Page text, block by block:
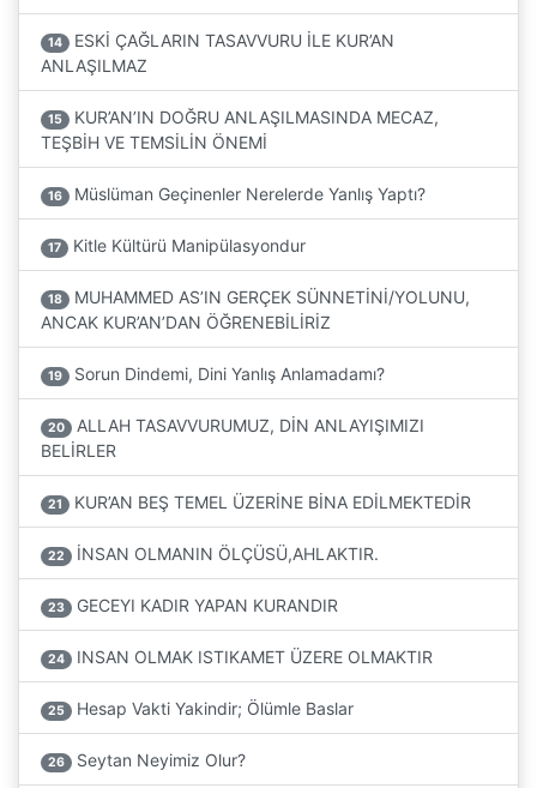
14
ESKİ ÇAĞLARIN TASAVVURU İLE KUR’AN
ANLAŞILMAZ
15
KUR’AN’IN DOĞRU ANLAŞILMASINDA MECAZ,
TEŞBİH VE TEMSİLİN ÖNEMİ
16 Müslüman Geçinenler Nerelerde Yanlış Yaptı?
17 Kitle Kültürü Manipülasyondur
18
MUHAMMED AS’IN GERÇEK SÜNNETİNİ/YOLUNU,
ANCAK KUR’AN’DAN ÖĞRENEBİLİRİZ
19 Sorun Dindemi, Dini Yanlış Anlamadamı?
20
ALLAH TASAVVURUMUZ, DİN ANLAYIŞIMIZI
BELİRLER
21 KUR’AN BEŞ TEMEL ÜZERİNE BİNA EDİLMEKTEDİR
22 İNSAN OLMANIN ÖLÇÜSÜ,AHLAKTIR.
23 GECEYI KADIR YAPAN KURANDIR
24 INSAN OLMAK ISTIKAMET ÜZERE OLMAKTIR
25 Hesap Vakti Yakindir; Ölümle Baslar
26 Seytan Neyimiz Olur?